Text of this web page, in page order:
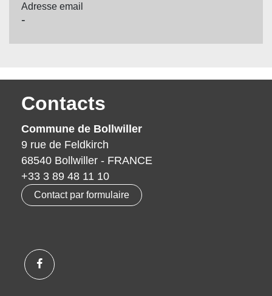
Adresse email
-
Contacts
Commune de Bollwiller
9 rue de Feldkirch
68540 Bollwiller - FRANCE
+33 3 89 48 11 10
Contact par formulaire